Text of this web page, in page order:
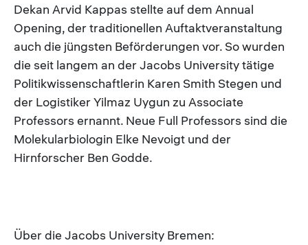
Dekan Arvid Kappas stellte auf dem Annual
Opening, der traditionellen Auftaktveranstaltung
auch die jüngsten Beförderungen vor. So wurden
die seit langem an der Jacobs University tätige
Politikwissenschaftlerin Karen Smith Stegen und
der Logistiker Yilmaz Uygun zu Associate
Professors ernannt. Neue Full Professors sind die
Molekularbiologin Elke Nevoigt und der
Hirnforscher Ben Godde.
Über die Jacobs University Bremen: